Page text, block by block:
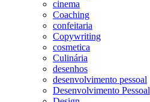
cinema
Coaching
confeitaria
Copywriting
cosmetica
Culinária
desenhos
desenvolvimento pessoal
Desenvolvimento Pessoal